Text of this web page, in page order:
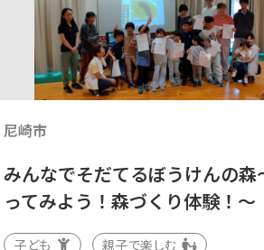
尼崎市
みんなでそだてるぼうけんの森
ってみよう！森づくり体験！～
子ども 親子で楽しむ